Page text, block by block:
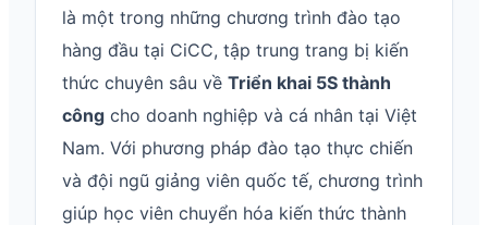
là một trong những chương trình đào tạo
hàng đầu tại CiCC, tập trung trang bị kiến
thức chuyên sâu về Triển khai 5S thành
công cho doanh nghiệp và cá nhân tại Việt
Nam. Với phương pháp đào tạo thực chiến
và đội ngũ giảng viên quốc tế, chương trình
giúp học viên chuyển hóa kiến thức thành